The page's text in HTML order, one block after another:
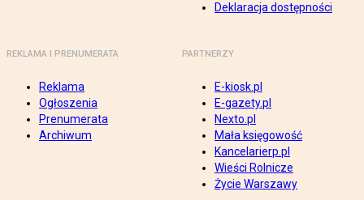
Deklaracja dostępności
REKLAMA I PRENUMERATA
Reklama
Ogłoszenia
Prenumerata
Archiwum
PARTNERZY
E-kiosk.pl
E-gazety.pl
Nexto.pl
Mała księgowość
Kancelarierp.pl
Wieści Rolnicze
Życie Warszawy